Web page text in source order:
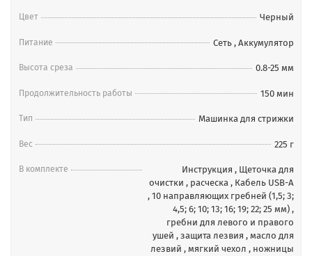
Цвет Черный
Питание Сеть , Аккумулятор
Высота среза 0.8-25 мм
Продолжительность работы 150 мин
Тип Машинка для стрижки
Вес 225 г
В комплекте Инструкция , Щеточка для
очистки , расческа , Кабель USB-A
, 10 направляющих гребней (1,5; 3;
4,5; 6; 10; 13; 16; 19; 22; 25 мм) ,
гребни для левого и правого
ушей , защита лезвия , масло для
лезвий , мягкий чехол , ножницы